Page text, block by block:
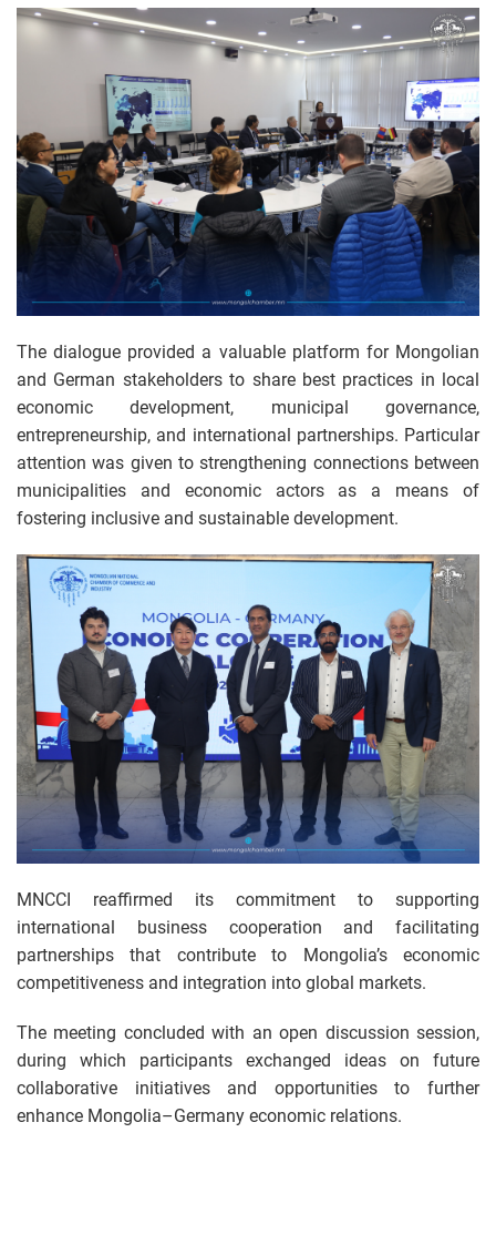
The dialogue provided a valuable platform for Mongolian
and German stakeholders to share best practices in local
economic development, municipal governance,
entrepreneurship, and international partnerships. Particular
attention was given to strengthening connections between
municipalities and economic actors as a means of
fostering inclusive and sustainable development.
MNCCI reaffirmed its commitment to supporting
international business cooperation and facilitating
partnerships that contribute to Mongolia’s economic
competitiveness and integration into global markets.
The meeting concluded with an open discussion session,
during which participants exchanged ideas on future
collaborative initiatives and opportunities to further
enhance Mongolia–Germany economic relations.